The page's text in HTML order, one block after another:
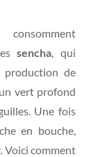
sencha, qui
production de
vert profond
Une fois
en bouche,
Voici comment